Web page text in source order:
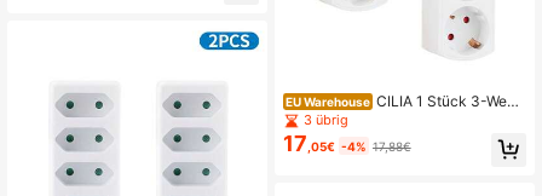
EU Warehouse CILIA 1 Stück 3-Wege
EU Wandsteckdose Verteiler, 3-Fac
h Adapter (Schuko Typ F), 16A 368
0W Max, kabellose Steckdosenleist
3 übrig
17 ,05€ -4% 17,88€